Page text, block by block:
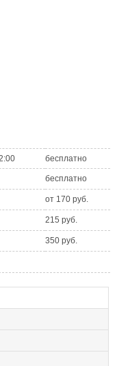
бесплатно
бесплатно
от 170 руб.
215 руб.
350 руб.